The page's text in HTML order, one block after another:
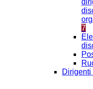
7
Dirigenti